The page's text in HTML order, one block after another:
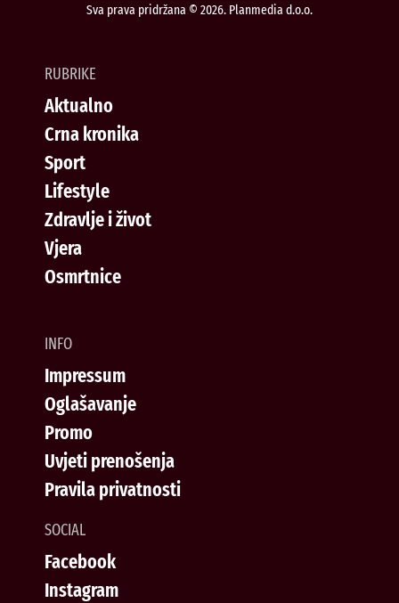
Sva prava pridržana © 2026. Planmedia d.o.o.
RUBRIKE
Aktualno
Crna kronika
Sport
Lifestyle
Zdravlje i život
Vjera
Osmrtnice
INFO
Impressum
Oglašavanje
Promo
Uvjeti prenošenja
Pravila privatnosti
SOCIAL
Facebook
Instagram